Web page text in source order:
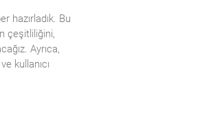
hazırladık. Bu
çeşitliliğini,
Ayrıca,
kullanıcı